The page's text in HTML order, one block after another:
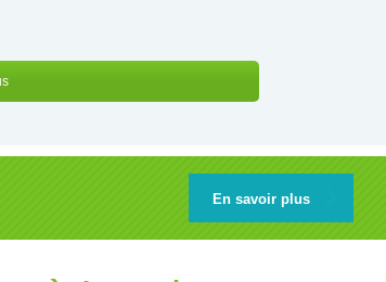
En savoir plus